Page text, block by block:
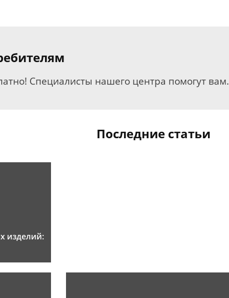
Специалисты нашего центра помогут вам.
Последние статьи
изделий: